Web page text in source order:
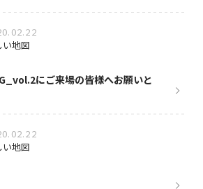
い地図
にご来場の皆様へお願いと
い地図